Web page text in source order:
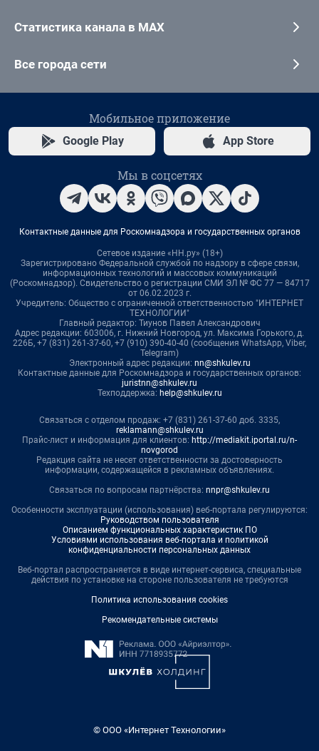
Статистика канала в MAX
Все города сети
Мобильное приложение
Google Play App Store
Мы в соцсетях
Контактные данные для Роскомнадзора и государственных органов
Сетевое издание «НН.ру» (18+)
Зарегистрировано Федеральной службой по надзору в сфере связи,
информационных технологий и массовых коммуникаций
(Роскомнадзор). Свидетельство о регистрации СМИ ЭЛ № ФС 77 — 84717
от 06.02.2023 г.
Учредитель: Общество с ограниченной ответственностью "ИНТЕРНЕТ
ТЕХНОЛОГИИ"
Главный редактор: Тиунов Павел Александрович
Адрес редакции: 603006, г. Нижний Новгород, ул. Максима Горького, д.
226Б, +7 (831) 261-37-60, +7 (910) 390-40-40 (сообщения WhatsApp, Viber,
Telegram)
Электронный адрес редакции: nn@shkulev.ru
Контактные данные для Роскомнадзора и государственных органов:
juristnn@shkulev.ru
Техподдержка: help@shkulev.ru
Связаться с отделом продаж: +7 (831) 261-37-60 доб. 3335,
reklamann@shkulev.ru
Прайс-лист и информация для клиентов: http://mediakit.iportal.ru/n-
novgorod
Редакция сайта не несет ответственности за достоверность
информации, содержащейся в рекламных объявлениях.
Связаться по вопросам партнёрства: nnpr@shkulev.ru
Особенности эксплуатации (использования) веб-портала регулируются:
Руководством пользователя
Описанием функциональных характеристик ПО
Условиями использования веб-портала и политикой
конфиденциальности персональных данных
Веб-портал распространяется в виде интернет-сервиса, специальные
действия по установке на стороне пользователя не требуются
Политика использования cookies
Рекомендательные системы
© ООО «Интернет Технологии»